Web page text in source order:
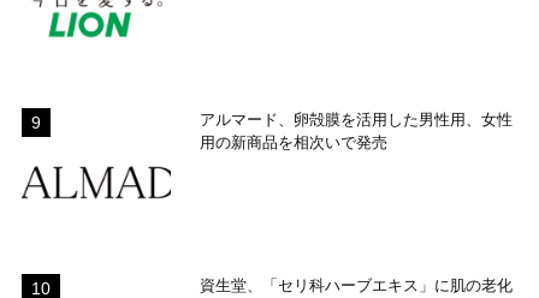
アルマード、卵殻膜を活用した男性用、女性
用の新商品を相次いで発売
資生堂、「セリ科ハーブエキス」に肌の老化